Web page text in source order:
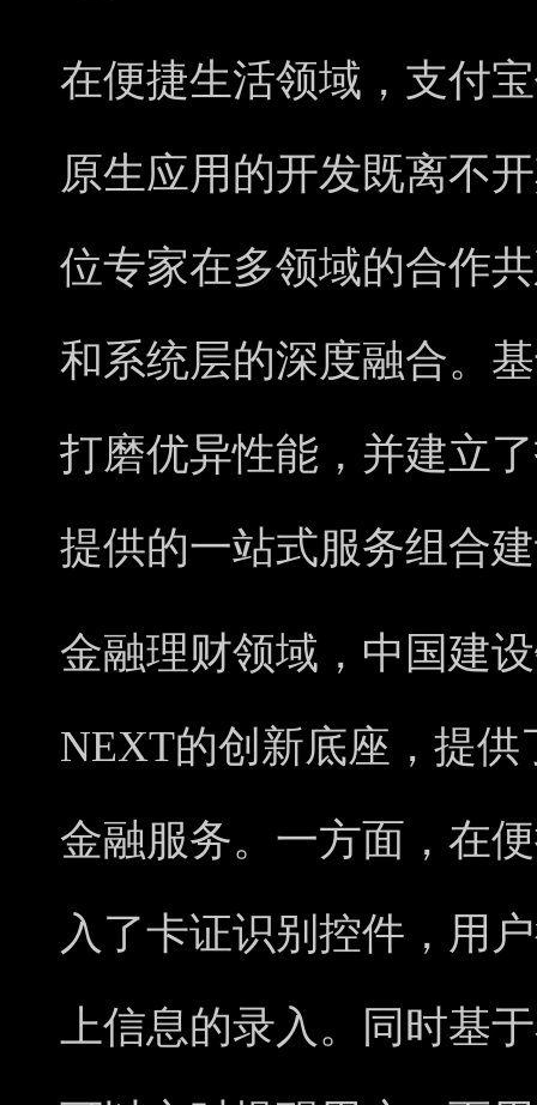
在便捷生活领域，支付
原生应用的开发既离不
位专家在多领域的合作
和系统层的深度融合。
打磨优异性能，并建立
提供的一站式服务组合
金融理财领域，中国建
NEXT的创新底座，提
金融服务。一方面，在
入了卡证识别控件，用
上信息的录入。同时基